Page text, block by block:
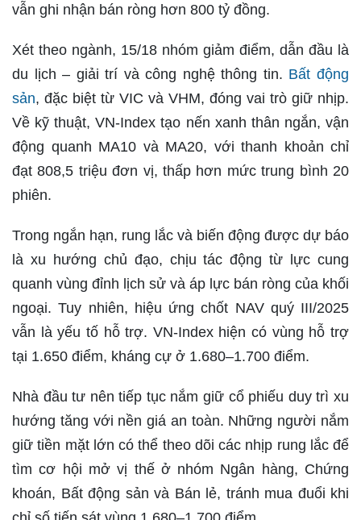
vẫn ghi nhận bán ròng hơn 800 tỷ đồng.
Xét theo ngành, 15/18 nhóm giảm điểm, dẫn đầu là
du lịch – giải trí và công nghệ thông tin. Bất động
sản, đặc biệt từ VIC và VHM, đóng vai trò giữ nhịp.
Về kỹ thuật, VN-Index tạo nến xanh thân ngắn, vận
động quanh MA10 và MA20, với thanh khoản chỉ
đạt 808,5 triệu đơn vị, thấp hơn mức trung bình 20
phiên.
Trong ngắn hạn, rung lắc và biến động được dự báo
là xu hướng chủ đạo, chịu tác động từ lực cung
quanh vùng đỉnh lịch sử và áp lực bán ròng của khối
ngoại. Tuy nhiên, hiệu ứng chốt NAV quý III/2025
vẫn là yếu tố hỗ trợ. VN-Index hiện có vùng hỗ trợ
tại 1.650 điểm, kháng cự ở 1.680–1.700 điểm.
Nhà đầu tư nên tiếp tục nắm giữ cổ phiếu duy trì xu
hướng tăng với nền giá an toàn. Những người nắm
giữ tiền mặt lớn có thể theo dõi các nhịp rung lắc để
tìm cơ hội mở vị thế ở nhóm Ngân hàng, Chứng
khoán, Bất động sản và Bán lẻ, tránh mua đuổi khi